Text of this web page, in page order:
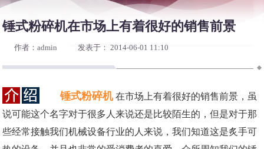
锤式粉碎机在市场上有着很好的销售前景
作者：admin 发表于： 2014-06-01 11:10
锤式粉碎机 在市场上有着很好的销售前景，虽
说可能这个名字对于很多人来说还是比较陌生的，但是对于那
些经常接触我们机械设备行业的人来说，我们知道这是炙手可